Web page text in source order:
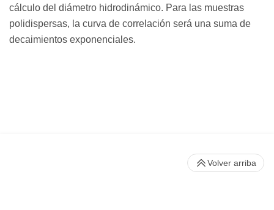
cálculo del diámetro hidrodinámico. Para las muestras
polidispersas, la curva de correlación será una suma de
decaimientos exponenciales.
Volver arriba